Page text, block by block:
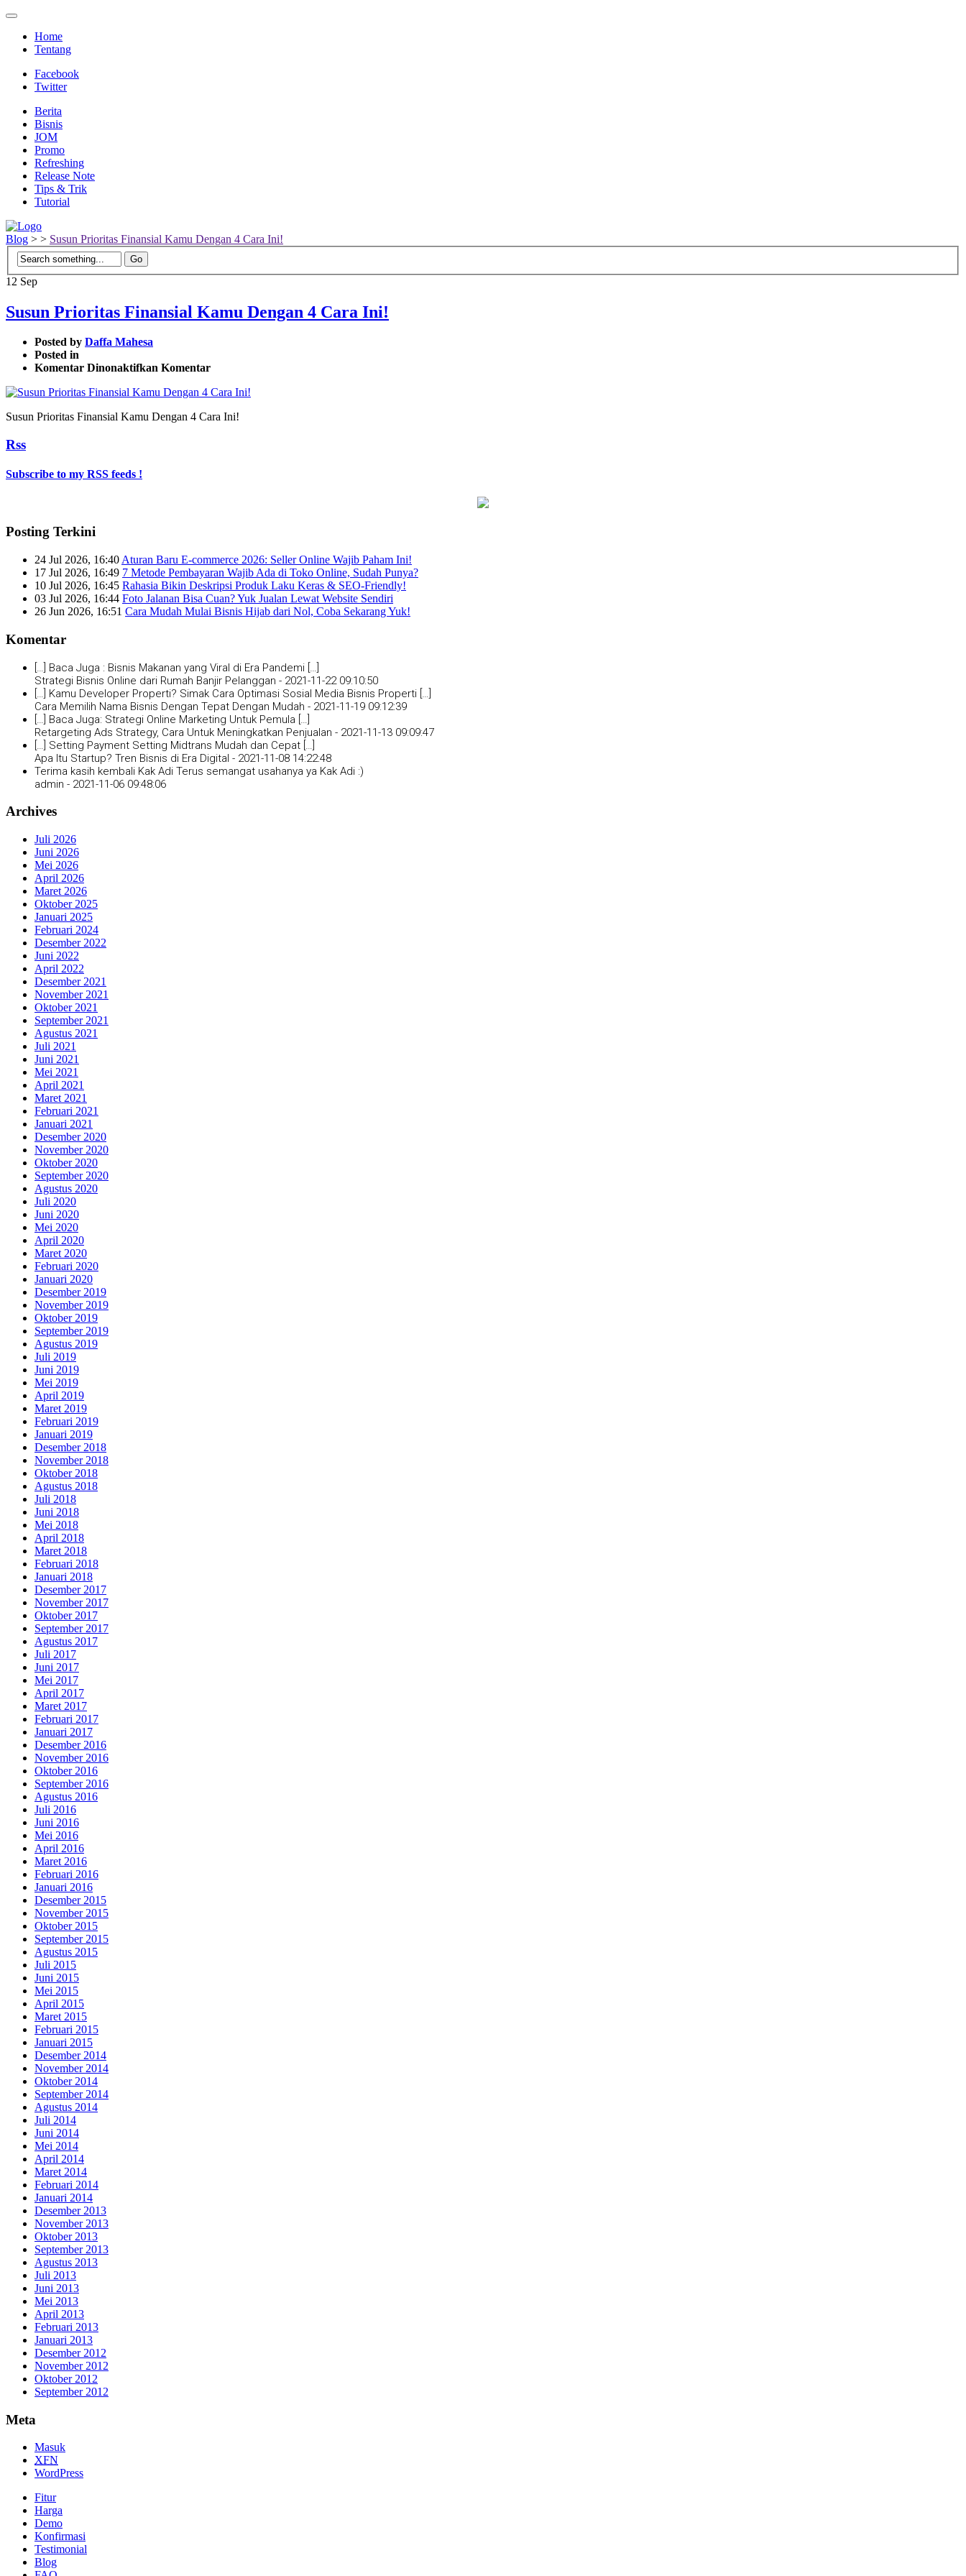
Home
Tentang
Facebook
Twitter
Berita
Bisnis
JOM
Promo
Refreshing
Release Note
Tips & Trik
Tutorial
Blog > > Susun Prioritas Finansial Kamu Dengan 4 Cara Ini!
12 Sep
Susun Prioritas Finansial Kamu Dengan 4 Cara Ini!
Posted by Daffa Mahesa
Posted in
Komentar Dinonaktifkan pada
Prioritas
Kamu
Komentar
Susun Prioritas Finansial Kamu Dengan 4 Cara Ini!
Rss
Subscribe to my RSS feeds !
Posting Terkini
24 Jul 2026, 16:40 Aturan Baru E-commerce 2026: Seller Online Wajib Paham Ini!
17 Jul 2026, 16:49 7 Metode Pembayaran Wajib Ada di Toko Online, Sudah Punya?
10 Jul 2026, 16:45 Rahasia Bikin Deskripsi Produk Laku Keras & SEO-Friendly!
03 Jul 2026, 16:44 Foto Jalanan Bisa Cuan? Yuk Jualan Lewat Website Sendiri
26 Jun 2026, 16:51 Cara Mudah Mulai Bisnis Hijab dari Nol, Coba Sekarang Yuk!
Komentar
[…] Baca Juga : Bisnis Makanan yang Viral di Era Pandemi […]
Strategi Bisnis Online dari Rumah Banjir Pelanggan - 2021-11-22 09:10:50
[…] Kamu Developer Properti? Simak Cara Optimasi Sosial Media Bisnis Properti […]
Cara Memilih Nama Bisnis Dengan Tepat Dengan Mudah - 2021-11-19 09:12:39
[…] Baca Juga: Strategi Online Marketing Untuk Pemula […]
Retargeting Ads Strategy, Cara Untuk Meningkatkan Penjualan - 2021-11-13 09:09:47
[…] Setting Payment Setting Midtrans Mudah dan Cepat […]
Apa Itu Startup? Tren Bisnis di Era Digital - 2021-11-08 14:22:48
Terima kasih kembali Kak Adi Terus semangat usahanya ya Kak Adi :)
admin - 2021-11-06 09:48:06
Archives
Juli 2026
Juni 2026
Mei 2026
April 2026
Maret 2026
Oktober 2025
Januari 2025
Februari 2024
Desember 2022
Juni 2022
April 2022
Desember 2021
November 2021
Oktober 2021
September 2021
Agustus 2021
Juli 2021
Juni 2021
Mei 2021
April 2021
Maret 2021
Februari 2021
Januari 2021
Desember 2020
November 2020
Oktober 2020
September 2020
Agustus 2020
Juli 2020
Juni 2020
Mei 2020
April 2020
Maret 2020
Februari 2020
Januari 2020
Desember 2019
November 2019
Oktober 2019
September 2019
Agustus 2019
Juli 2019
Juni 2019
Mei 2019
April 2019
Maret 2019
Februari 2019
Januari 2019
Desember 2018
November 2018
Oktober 2018
Agustus 2018
Juli 2018
Juni 2018
Mei 2018
April 2018
Maret 2018
Februari 2018
Januari 2018
Desember 2017
November 2017
Oktober 2017
September 2017
Agustus 2017
Juli 2017
Juni 2017
Mei 2017
April 2017
Maret 2017
Februari 2017
Januari 2017
Desember 2016
November 2016
Oktober 2016
September 2016
Agustus 2016
Juli 2016
Juni 2016
Mei 2016
April 2016
Maret 2016
Februari 2016
Januari 2016
Desember 2015
November 2015
Oktober 2015
September 2015
Agustus 2015
Juli 2015
Juni 2015
Mei 2015
April 2015
Maret 2015
Februari 2015
Januari 2015
Desember 2014
November 2014
Oktober 2014
September 2014
Agustus 2014
Juli 2014
Juni 2014
Mei 2014
April 2014
Maret 2014
Februari 2014
Januari 2014
Desember 2013
November 2013
Oktober 2013
September 2013
Agustus 2013
Juli 2013
Juni 2013
Mei 2013
April 2013
Februari 2013
Januari 2013
Desember 2012
November 2012
Oktober 2012
September 2012
Meta
Masuk
XFN
WordPress
Fitur
Harga
Demo
Konfirmasi
Testimonial
Blog